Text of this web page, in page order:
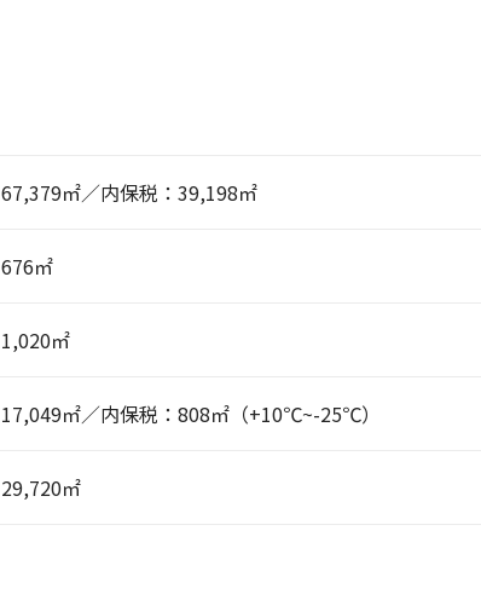
67,379㎡／内保税：39,198㎡
676㎡
1,020㎡
17,049㎡／内保税：808㎡（+10℃~-25℃）
29,720㎡